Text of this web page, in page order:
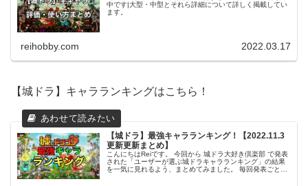
中です|大型・中型とそれら詳細について詳しく掲載してい
ます。
reihobby.com 2022.03.17
【城ドラ】キャラランキングはこちら！
【城ドラ】最強キャラランキング！【2022.11.3
更新更新まとめ】
こんにちはReiです。 今回から 城ドラ大好き倶楽部 で発表
された「ユーザーが選ぶ城ドラキャラランキング」の結果
を一気に見れるよう、まとめてみました。 毎回発表ごとに